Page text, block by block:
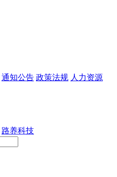
通知公告 政策法规 人力资源
路养科技